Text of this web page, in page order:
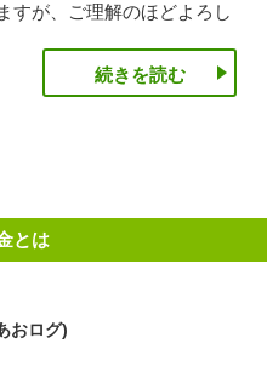
すが、ご理解のほどよろし
続きを読む
とは
おログ)